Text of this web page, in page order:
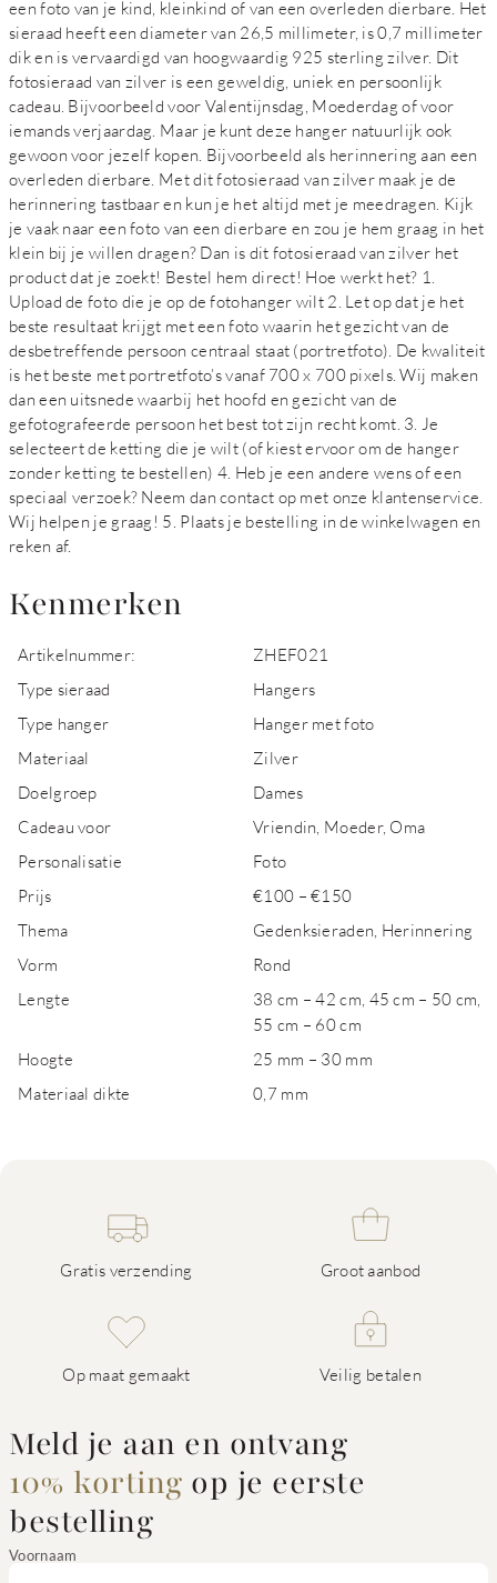
een foto van je kind, kleinkind of van een overleden dierbare. Het
sieraad heeft een diameter van 26,5 millimeter, is 0,7 millimeter
dik en is vervaardigd van hoogwaardig 925 sterling zilver. Dit
fotosieraad van zilver is een geweldig, uniek en persoonlijk
cadeau. Bijvoorbeeld voor Valentijnsdag, Moederdag of voor
iemands verjaardag. Maar je kunt deze hanger natuurlijk ook
gewoon voor jezelf kopen. Bijvoorbeeld als herinnering aan een
overleden dierbare. Met dit fotosieraad van zilver maak je de
herinnering tastbaar en kun je het altijd met je meedragen. Kijk
je vaak naar een foto van een dierbare en zou je hem graag in het
klein bij je willen dragen? Dan is dit fotosieraad van zilver het
product dat je zoekt! Bestel hem direct! Hoe werkt het? 1.
Upload de foto die je op de fotohanger wilt 2. Let op dat je het
beste resultaat krijgt met een foto waarin het gezicht van de
desbetreffende persoon centraal staat (portretfoto). De kwaliteit
is het beste met portretfoto’s vanaf 700 x 700 pixels. Wij maken
dan een uitsnede waarbij het hoofd en gezicht van de
gefotografeerde persoon het best tot zijn recht komt. 3. Je
selecteert de ketting die je wilt (of kiest ervoor om de hanger
zonder ketting te bestellen) 4. Heb je een andere wens of een
speciaal verzoek? Neem dan contact op met onze klantenservice.
Wij helpen je graag! 5. Plaats je bestelling in de winkelwagen en
reken af.
Kenmerken
Artikelnummer:
ZHEF021
Type sieraad
Hangers
Type hanger
Hanger met foto
Materiaal
Zilver
Doelgroep
Dames
Cadeau voor
Vriendin, Moeder, Oma
Personalisatie
Foto
Prijs
€100 – €150
Thema
Gedenksieraden, Herinnering
Vorm
Rond
Lengte
38 cm – 42 cm, 45 cm – 50 cm,
55 cm – 60 cm
Hoogte
25 mm – 30 mm
Materiaal dikte
0,7 mm
Gratis verzending Groot aanbod
Op maat gemaakt Veilig betalen
Meld je aan en ontvang
10% korting op je eerste
bestelling
Voornaam